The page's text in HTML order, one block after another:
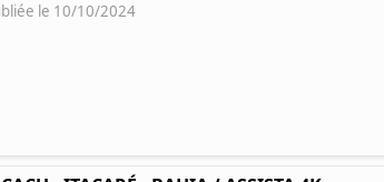
le 10/10/2024